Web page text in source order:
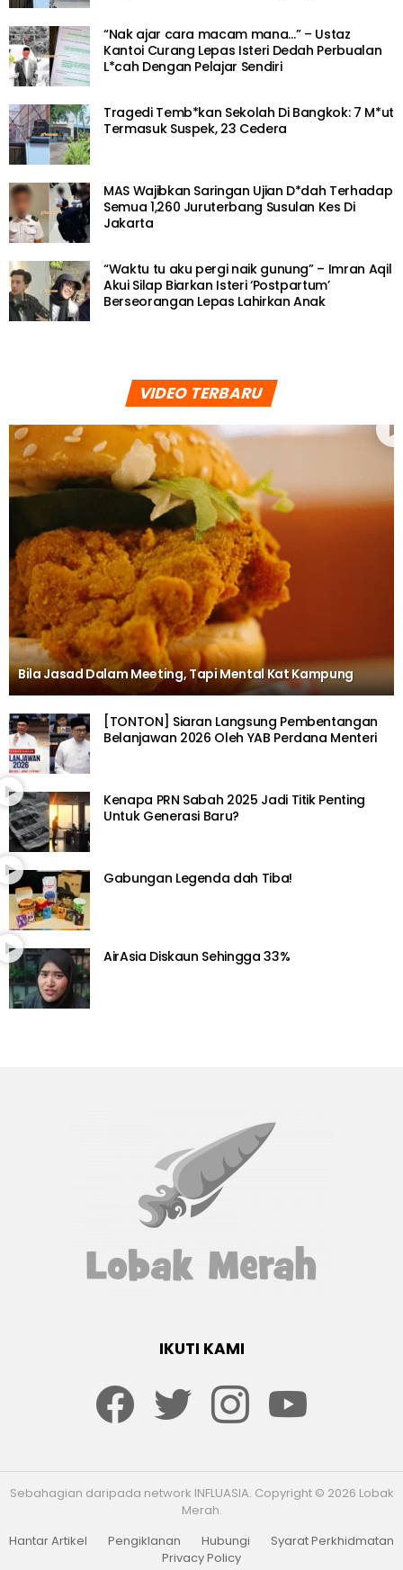
“Nak ajar cara macam mana…” – Ustaz
Kantoi Curang Lepas Isteri Dedah Perbualan
L*cah Dengan Pelajar Sendiri
Tragedi Temb*kan Sekolah Di Bangkok: 7 M*ut
Termasuk Suspek, 23 Cedera
MAS Wajibkan Saringan Ujian D*dah Terhadap
Semua 1,260 Juruterbang Susulan Kes Di
Jakarta
“Waktu tu aku pergi naik gunung” – Imran Aqil
Akui Silap Biarkan Isteri ‘Postpartum’
Berseorangan Lepas Lahirkan Anak
VIDEO TERBARU
Bila Jasad Dalam Meeting, Tapi Mental Kat Kampung
[TONTON] Siaran Langsung Pembentangan
Belanjawan 2026 Oleh YAB Perdana Menteri
Kenapa PRN Sabah 2025 Jadi Titik Penting
Untuk Generasi Baru?
Gabungan Legenda dah Tiba!
AirAsia Diskaun Sehingga 33%
IKUTI KAMI
Sebahagian daripada network INFLUASIA. Copyright © 2026 Lobak
Merah.
Hantar Artikel
Pengiklanan Hubungi
Syarat Perkhidmatan
Privacy Policy